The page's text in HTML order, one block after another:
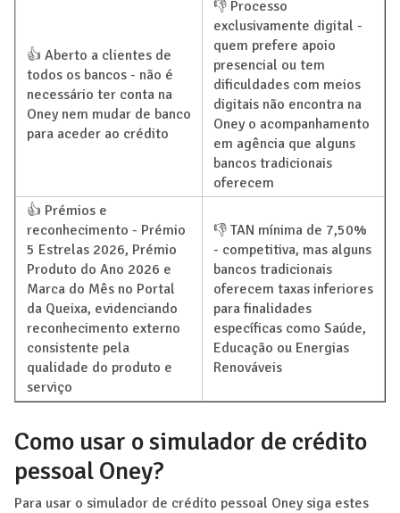
👍 Aberto a clientes de
todos os bancos - não é
necessário ter conta na
Oney nem mudar de banco
para aceder ao crédito
👎 Processo
exclusivamente digital -
quem prefere apoio
presencial ou tem
dificuldades com meios
digitais não encontra na
Oney o acompanhamento
em agência que alguns
bancos tradicionais
oferecem
👍 Prémios e
reconhecimento - Prémio
5 Estrelas 2026, Prémio
Produto do Ano 2026 e
Marca do Mês no Portal
da Queixa, evidenciando
reconhecimento externo
consistente pela
qualidade do produto e
serviço
👎 TAN mínima de 7,50%
- competitiva, mas alguns
bancos tradicionais
oferecem taxas inferiores
para finalidades
específicas como Saúde,
Educação ou Energias
Renováveis
Como usar o simulador de crédito
pessoal Oney?
Para usar o simulador de crédito pessoal Oney siga estes